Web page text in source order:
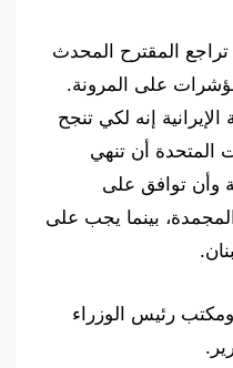
تراجع المقترح المحدث
على المرونة.
إنه لكي تنجح
المتحدة أن تنهي
وأن توافق على
المجمدة، بينما يجب على
رئيس الوزراء